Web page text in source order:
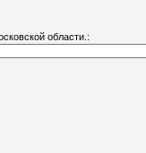
области.: